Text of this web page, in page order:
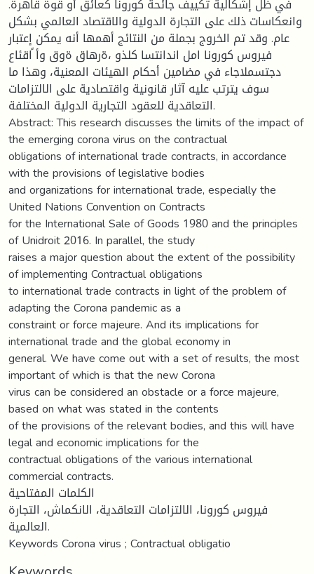
في ظل إشكالية تكييف جائحة كورونا كعائق أو قوة قاهرة.
وانعكاسات ذلك على التجارة الدولية والاقتصاد العالمي بشكل
عام. وقد تم الخروج بجملة من النتائج أهمها أنه يمكن إعتبار
فيروس كورونا امل اندانتسا كلذو ،ةرهاق ةوق وأ ًاقئاع
دجتسملاجاء في مضامين أحكام الهيئات المعنية، وهذا ما
سوف يترتب عليه آثار قانونية واقتصادية على الالتزامات
التعاقدية للعقود التجارية الدولية المختلفة.
Abstract: This research discusses the limits of the impact of
the emerging corona virus on the contractual
obligations of international trade contracts, in accordance
with the provisions of legislative bodies
and organizations for international trade, especially the
United Nations Convention on Contracts
for the International Sale of Goods 1980 and the principles
of Unidroit 2016. In parallel, the study
raises a major question about the extent of the possibility
of implementing Contractual obligations
to international trade contracts in light of the problem of
adapting the Corona pandemic as a
constraint or force majeure. And its implications for
international trade and the global economy in
general. We have come out with a set of results, the most
important of which is that the new Corona
virus can be considered an obstacle or a force majeure,
based on what was stated in the contents
of the provisions of the relevant bodies, and this will have
legal and economic implications for the
contractual obligations of the various international
commercial contracts.
الكلمات المفتاحية
فيروس كورونا، الالتزامات التعاقدية، الانكماش، التجارة
العالمية.
Keywords Corona virus ; Contractual obligatio